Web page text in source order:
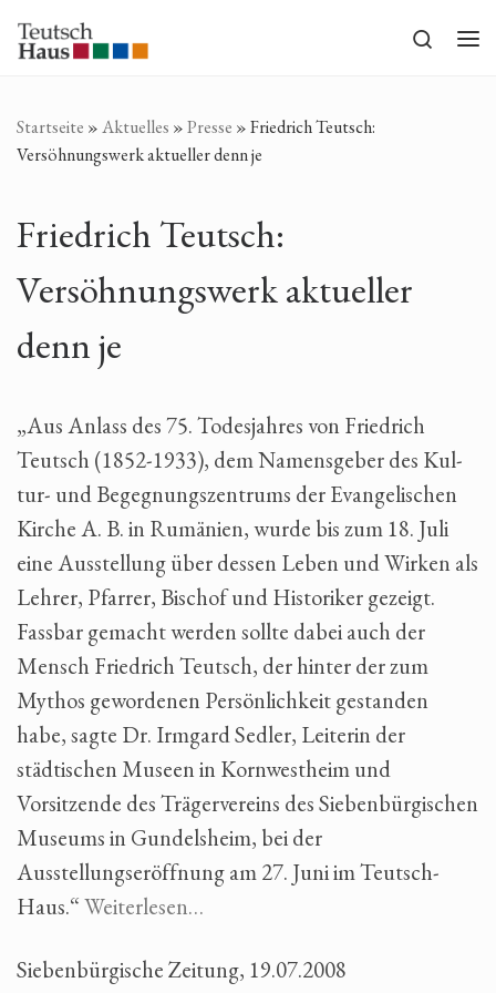
Zum Inhalt springen
Search
Startseite »Aktuelles »Presse »Friedrich Teutsch:
Versöhnungswerk aktueller denn je
Friedrich Teutsch:
Versöhnungswerk aktueller
denn je
„Aus Anlass des 75. Todesjahres von Friedrich
Teutsch (1852-1933), dem Namensgeber des Kul­
tur- und Begegnungszentrums der Evangelischen
Kirche A. B. in Rumänien, wurde bis zum 18. Juli
eine Ausstellung über dessen Leben und Wirken als
Lehrer, Pfarrer, Bischof und Historiker gezeigt.
Fassbar gemacht werden sollte dabei auch der
Mensch Friedrich Teutsch, der hinter der zum
Mythos gewordenen Persönlichkeit gestanden
habe, sagte Dr. Irmgard Sedler, Leiterin der
städtischen Museen in Kornwestheim und
Vorsitzende des Trägervereins des Siebenbürgi­schen
Museums in Gundelsheim, bei der
Ausstellungseröffnung am 27. Juni im Teutsch-
Haus.“Weiterlesen…
Siebenbürgische Zeitung, 19.07.2008